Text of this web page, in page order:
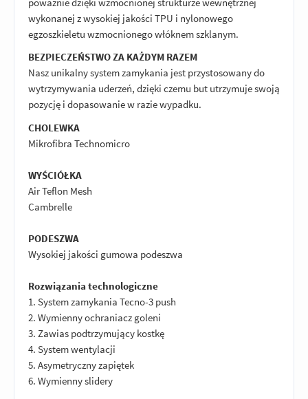
wykonanej z wysokiej jakości TPU i nylonowego
egzoszkieletu wzmocnionego włóknem szklanym.
BEZPIECZEŃSTWO ZA KAŻDYM RAZEM
Nasz unikalny system zamykania jest przystosowany do
wytrzymywania uderzeń, dzięki czemu but utrzymuje swoją
pozycję i dopasowanie w razie wypadku.
CHOLEWKA
Mikrofibra Technomicro
WYŚCIÓŁKA
Air Teflon Mesh
Cambrelle
PODESZWA
Wysokiej jakości gumowa podeszwa
Rozwiązania technologiczne
1. System zamykania Tecno-3 push
2. Wymienny ochraniacz goleni
3. Zawias podtrzymujący kostkę
4. System wentylacji
5. Asymetryczny zapiętek
6. Wymienny slidery